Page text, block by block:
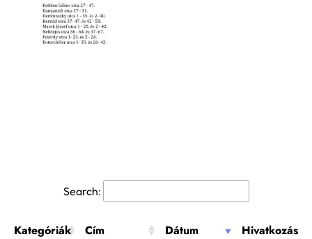
Search:
Kategóriák Cím Dátum
Hivatkozás